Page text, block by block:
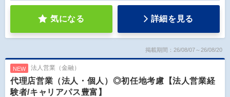
気になる 詳細を見る
掲載期間：26/08/07～26/08/20
NEW 法人営業（金融）
代理店営業（法人・個人）◎初任地考慮【法人営業経
験者/キャリアパス豊富】